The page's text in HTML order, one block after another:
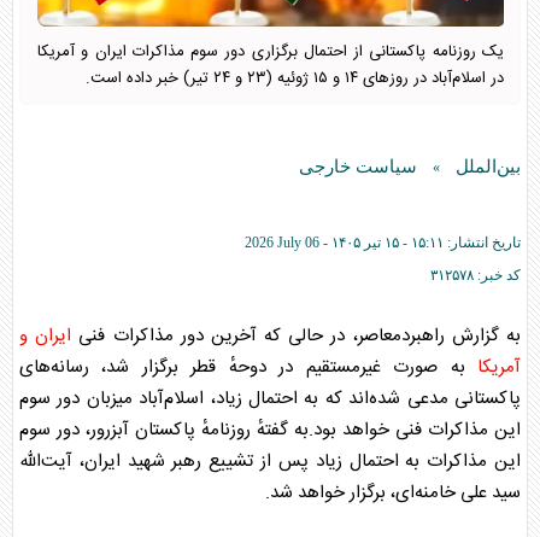
یک روزنامه پاکستانی از احتمال برگزاری دور سوم مذاکرات ایران و آمریکا
در اسلام‌آباد در روزهای ۱۴ و ۱۵ ژوئیه (۲۳ و ۲۴ تیر) خبر داده است.
بین‌الملل » سیاست خارجی
تاریخ انتشار: ۱۵:۱۱ - ۱۵ تير ۱۴۰۵ -
2026 July 06
کد خبر: ۳۱۲۵۷۸
به گزارش راهبردمعاصر، در حالی که آخرین دور مذاکرات فنی ایران و
آمریکا به صورت غیرمستقیم در دوحهٔ قطر برگزار شد، رسانه‌های
پاکستانی مدعی شده‌اند که به احتمال زیاد، اسلام‌آباد میزبان دور سوم
این مذاکرات فنی خواهد بود.به گفتهٔ روزنامهٔ پاکستان آبزرور، دور سوم
این مذاکرات به احتمال زیاد پس از تشییع رهبر شهید ایران، آیت‌الله
سید علی خامنه‌ای، برگزار خواهد شد.